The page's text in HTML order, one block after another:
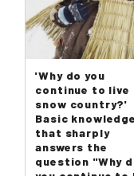
'Why do you
continue to live
snow country?'
Basic knowledge
that sharply
answers the
question "Why